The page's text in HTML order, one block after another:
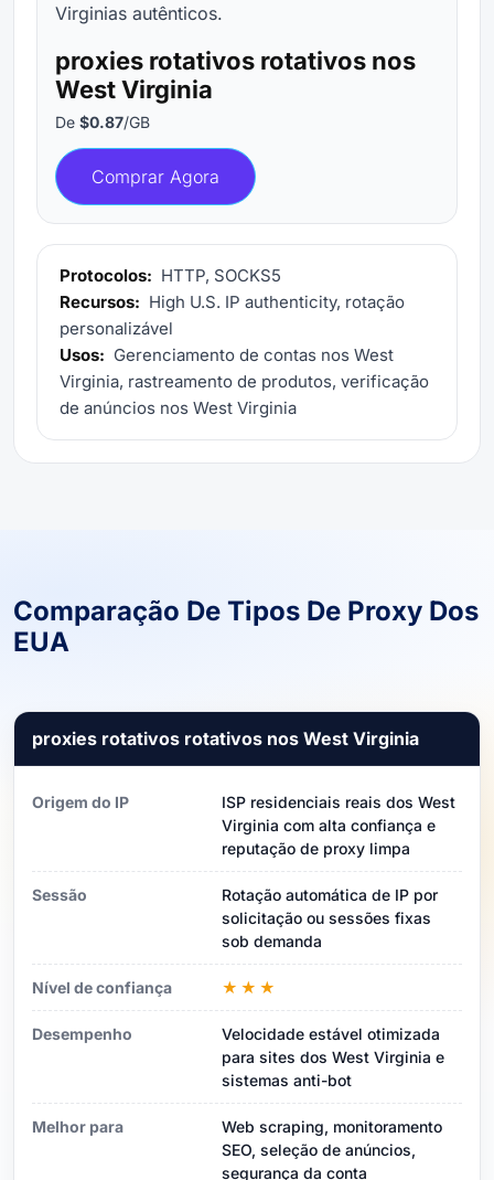
Virginias autênticos.
proxies rotativos rotativos nos
West Virginia
De $0.87/GB
Comprar Agora
Protocolos: HTTP, SOCKS5
Recursos: High U.S. IP authenticity, rotação
personalizável
Usos: Gerenciamento de contas nos West
Virginia, rastreamento de produtos, verificação
de anúncios nos West Virginia
Comparação De Tipos De Proxy Dos
EUA
proxies rotativos rotativos nos West Virginia
Origem do IP
ISP residenciais reais dos West
Virginia com alta confiança e
reputação de proxy limpa
Sessão
Rotação automática de IP por
solicitação ou sessões fixas
sob demanda
Nível de confiança ★★★
Desempenho
Velocidade estável otimizada
para sites dos West Virginia e
sistemas anti-bot
Melhor para
Web scraping, monitoramento
SEO, seleção de anúncios,
segurança da conta